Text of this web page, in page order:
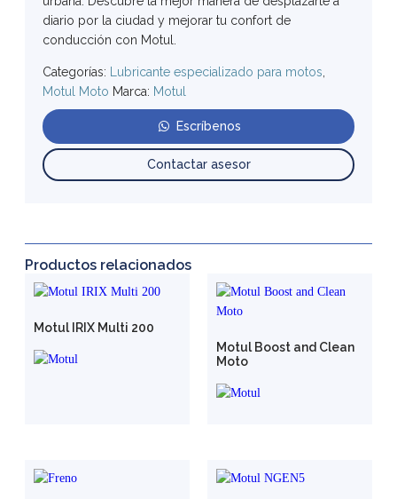
diario por la ciudad y mejorar tu confort de
conducción con Motul.
Categorías: Lubricante especializado para motos
Motul Moto Marca: Motul
Escríbenos
Contactar asesor
Productos relacionados
Motul IRIX Multi 200
Motul Boost and Clean
Moto